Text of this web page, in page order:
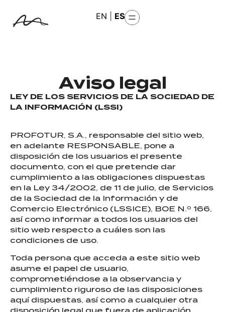
EN ES
Aviso legal
LEY DE LOS SERVICIOS DE LA SOCIEDAD DE
LA INFORMACIÓN (LSSI)
PROFOTUR, S.A., responsable del sitio web,
en adelante RESPONSABLE, pone a
disposición de los usuarios el presente
documento, con el que pretende dar
cumplimiento a las obligaciones dispuestas
en la Ley 34/2002, de 11 de julio, de Servicios
de la Sociedad de la Información y de
Comercio Electrónico (LSSICE), BOE N.º 166,
así como informar a todos los usuarios del
sitio web respecto a cuáles son las
condiciones de uso.
Toda persona que acceda a este sitio web
asume el papel de usuario,
comprometiéndose a la observancia y
cumplimiento riguroso de las disposiciones
aquí dispuestas, así como a cualquier otra